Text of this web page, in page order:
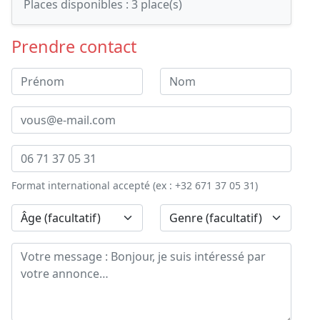
Places disponibles : 3 place(s)
Prendre contact
Format international accepté (ex : +32 671 37 05 31)